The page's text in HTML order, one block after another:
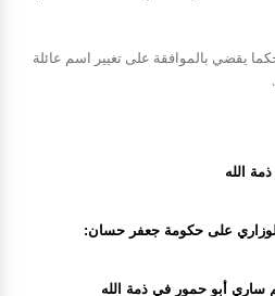
يقضي بالموافقة على تغيير اسم عائلة
الله
على حكومة جعفر حسان:
ساري أبو حمور في ذمة الله